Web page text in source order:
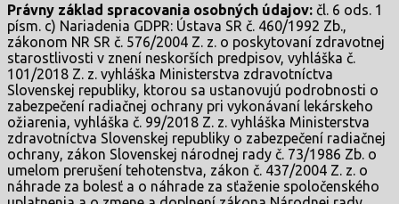
Právny základ spracovania osobných údajov: čl. 6 ods. 1
písm. c) Nariadenia GDPR: Ústava SR č. 460/1992 Zb.,
zákonom NR SR č. 576/2004 Z. z. o poskytovaní zdravotnej
starostlivosti v znení neskorších predpisov, vyhláška č.
101/2018 Z. z. vyhláška Ministerstva zdravotníctva
Slovenskej republiky, ktorou sa ustanovujú podrobnosti o
zabezpečení radiačnej ochrany pri vykonávaní lekárskeho
ožiarenia, vyhláška č. 99/2018 Z. z. vyhláška Ministerstva
zdravotníctva Slovenskej republiky o zabezpečení radiačnej
ochrany, zákon Slovenskej národnej rady č. 73/1986 Zb. o
umelom prerušení tehotenstva, zákon č. 437/2004 Z. z. o
náhrade za bolesť a o náhrade za sťaženie spoločenského